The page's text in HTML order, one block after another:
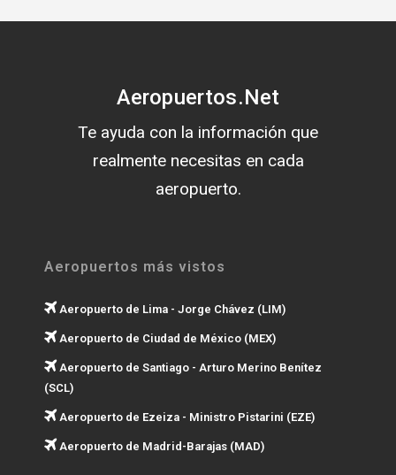
Aeropuertos.Net
Te ayuda con la información que
realmente necesitas en cada
aeropuerto.
Aeropuertos más vistos
Aeropuerto de Lima - Jorge Chávez (LIM)
Aeropuerto de Ciudad de México (MEX)
Aeropuerto de Santiago - Arturo Merino Benítez
(SCL)
Aeropuerto de Ezeiza - Ministro Pistarini (EZE)
Aeropuerto de Madrid-Barajas (MAD)